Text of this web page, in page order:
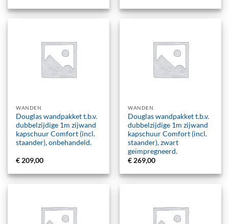
WANDEN
Douglas wandpakket t.b.v.
dubbelzijdige 1m zijwand
kapschuur Comfort (incl.
staander), onbehandeld.
€209,00
WANDEN
Douglas wandpakket t.b.v.
dubbelzijdige 1m zijwand
kapschuur Comfort (incl.
staander), zwart
geïmpregneerd.
€269,00